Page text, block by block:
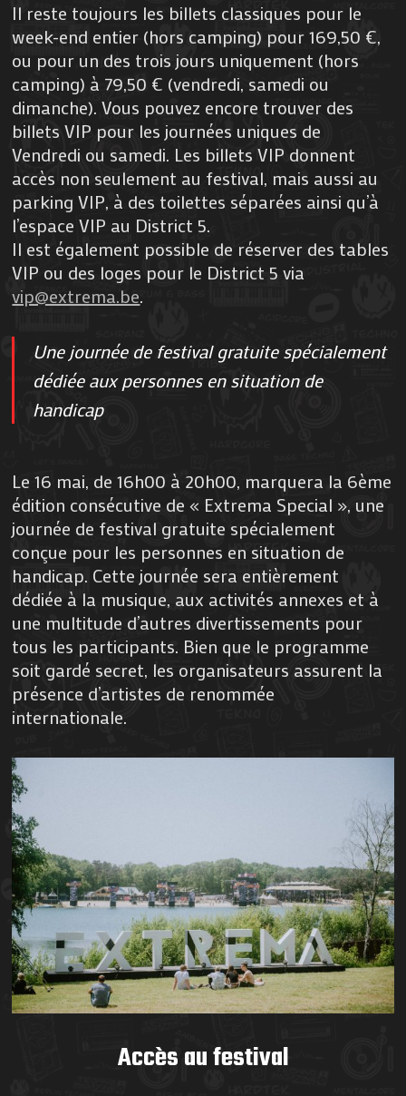
Il reste toujours les billets classiques pour le
week-end entier (hors camping) pour 169,50 €,
ou pour un des trois jours uniquement (hors
camping) à 79,50 € (vendredi, samedi ou
dimanche). Vous pouvez encore trouver des
billets VIP pour les journées uniques de
Vendredi ou samedi. Les billets VIP donnent
accès non seulement au festival, mais aussi au
parking VIP, à des toilettes séparées ainsi qu’à
l’espace VIP au District 5.
Il est également possible de réserver des tables
VIP ou des loges pour le District 5 via
vip@extrema.be.
Une journée de festival gratuite spécialement
dédiée aux personnes en situation de
handicap
Le 16 mai, de 16h00 à 20h00, marquera la 6ème
édition consécutive de « Extrema Special », une
journée de festival gratuite spécialement
conçue pour les personnes en situation de
handicap. Cette journée sera entièrement
dédiée à la musique, aux activités annexes et à
une multitude d’autres divertissements pour
tous les participants. Bien que le programme
soit gardé secret, les organisateurs assurent la
présence d’artistes de renommée
internationale.
Accès au festival